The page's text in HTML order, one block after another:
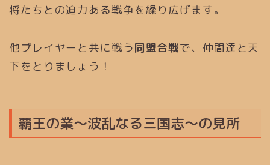
将たちとの迫力ある戦争を繰り広げます。
他プレイヤーと共に戦う同盟合戦で、仲間達と天
下をとりましょう！
覇王の業～波乱なる三国志～の見所